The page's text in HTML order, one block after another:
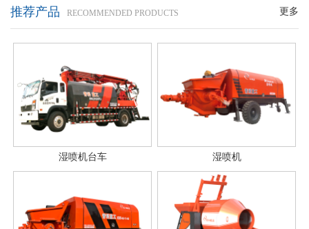
更多
推荐产品 RECOMMENDED PRODUCTS
湿喷机台车 湿喷机